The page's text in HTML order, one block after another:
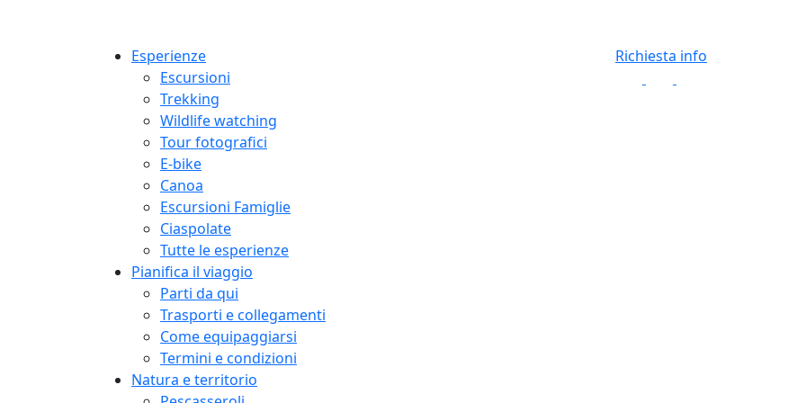
Esperienze
Escursioni
Trekking
Wildlife watching
Tour fotografici
E-bike
Canoa
Escursioni Famiglie
Ciaspolate
Tutte le esperienze
Pianifica il viaggio
Parti da qui
Trasporti e collegamenti
Come equipaggiarsi
Termini e condizioni
Natura e territorio
Richiesta info